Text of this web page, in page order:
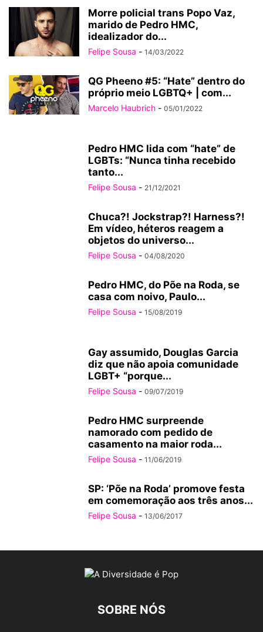
Morre policial trans Popo Vaz,
marido de Pedro HMC,
idealizador do...
Felipe Sousa - 14/03/2022
QG Pheeno #5: “Hate” dentro do
próprio meio LGBTQ+ | com...
Marcelo Haubrich - 05/01/2022
Pedro HMC lida com “hate” de
LGBTs: “Nunca tinha recebido
tanto...
Felipe Sousa - 21/12/2021
Chuca?! Jockstrap?! Harness?!
Em vídeo, héteros reagem a
objetos do universo...
Felipe Sousa - 04/08/2020
Pedro HMC, do Põe na Roda, se
casa com noivo, Paulo...
Felipe Sousa - 15/08/2019
Gay assumido, Douglas Garcia
diz que não apoia comunidade
LGBT+ “porque...
Felipe Sousa - 09/07/2019
Pedro HMC surpreende
namorado com pedido de
casamento na maior roda...
Felipe Sousa - 11/06/2019
SP: ‘Põe na Roda’ promove festa
em comemoração aos três anos...
Felipe Sousa - 13/06/2017
SOBRE NÓS